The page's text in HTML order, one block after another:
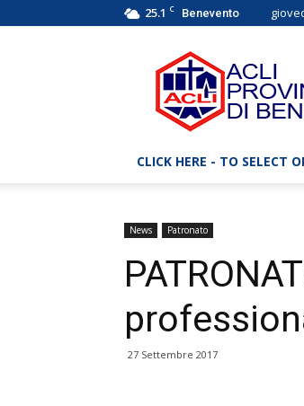
25.1 C Benevento
ACLI
Benevento
–
Associazioni
Cristiane
Lavoratori
CLICK HERE - TO SELECT
News Patronato
27 Settembre 2017